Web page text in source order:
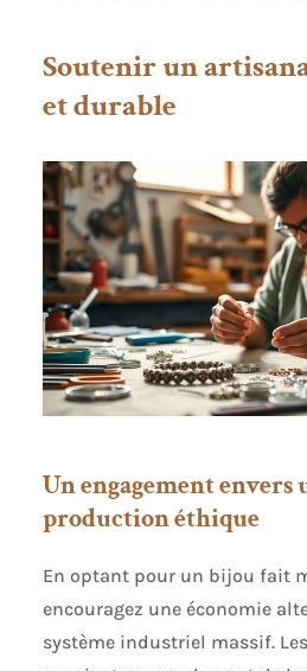
Soutenir un
et durable
Un engagement envers
production éthique
En optant pour un bijou fait
encouragez une économie
système industriel massif.